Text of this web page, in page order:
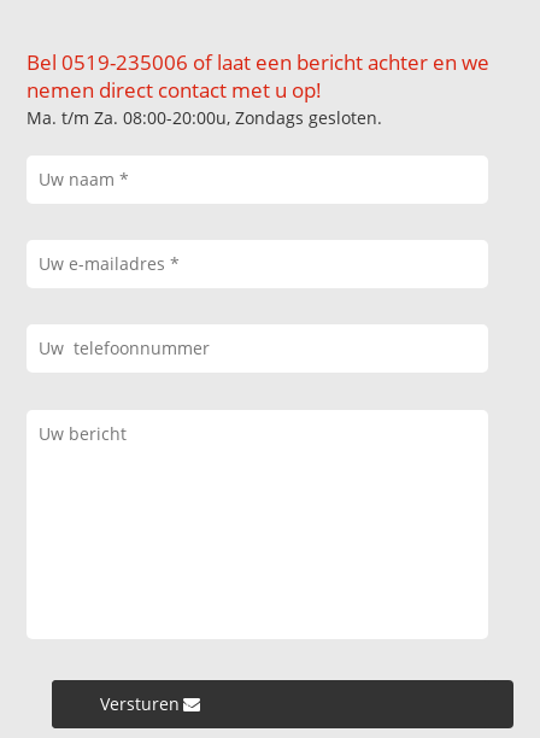
Bel 0519-235006 of laat een bericht achter en we
nemen direct contact met u op!
Ma. t/m Za. 08:00-20:00u, Zondags gesloten.
Versturen »